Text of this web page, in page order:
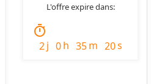
L'offre expire dans:
timer
2j 0h 35m 18s